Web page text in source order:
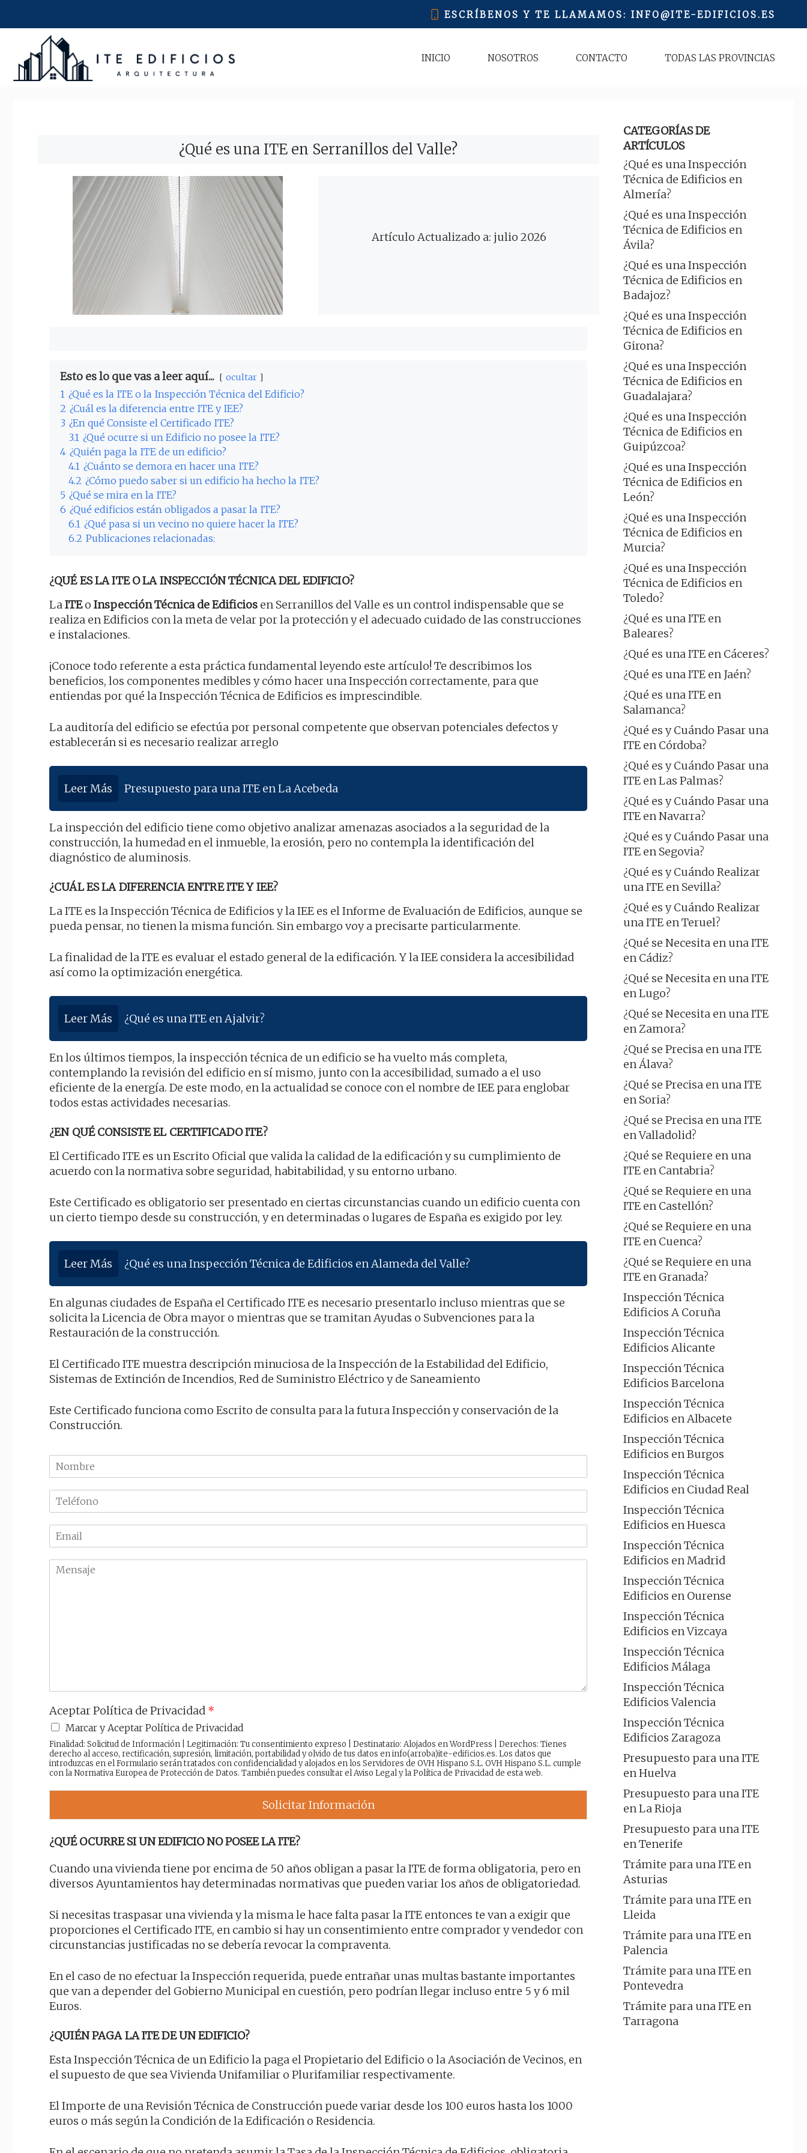
contenido
ESCRÍBENOS Y TE LLAMAMOS: INFO@ITE-EDIFICIOS.ES
INICIO NOSOTROS CONTACTO TODAS LAS PROVINCIAS
¿Qué es una ITE en Serranillos del Valle?
Artículo Actualizado a: julio 2026
Esto es lo que vas a leer aquí... ocultar
1 ¿Qué es la ITE o la Inspección Técnica del Edificio?
2 ¿Cuál es la diferencia entre ITE y IEE?
3 ¿En qué Consiste el Certificado ITE?
3.1 ¿Qué ocurre si un Edificio no posee la ITE?
4 ¿Quién paga la ITE de un edificio?
4.1 ¿Cuánto se demora en hacer una ITE?
4.2 ¿Cómo puedo saber si un edificio ha hecho la ITE?
5 ¿Qué se mira en la ITE?
6 ¿Qué edificios están obligados a pasar la ITE?
6.1 ¿Qué pasa si un vecino no quiere hacer la ITE?
6.2 Publicaciones relacionadas:
¿QUÉ ES LA ITE O LA INSPECCIÓN TÉCNICA DEL EDIFICIO?
La ITEo Inspección Técnica de Edificios en Serranillos del Valle es un control indispensable que se
realiza en Edificios con la meta de velar por la protección y el adecuado cuidado de las construcciones
e instalaciones.
¡Conoce todo referente a esta práctica fundamental leyendo este artículo! Te describimos los
beneficios, los componentes medibles y cómo hacer una Inspección correctamente, para que
entiendas por qué la Inspección Técnica de Edificios es imprescindible.
La auditoría del edificio se efectúa por personal competente que observan potenciales defectos y
establecerán si es necesario realizar arreglo
Leer Más Presupuesto para una ITE en La Acebeda
La inspección del edificio tiene como objetivo analizar amenazas asociados a la seguridad de la
construcción, la humedad en el inmueble, la erosión, pero no contempla la identificación del
diagnóstico de aluminosis.
¿CUÁL ES LA DIFERENCIA ENTRE ITE Y IEE?
La ITE es la Inspección Técnica de Edificios y la IEE es el Informe de Evaluación de Edificios, aunque se
pueda pensar, no tienen la misma función. Sin embargo voy a precisarte particularmente.
La finalidad de la ITE es evaluar el estado general de la edificación. Y la IEE considera la accesibilidad
así como la optimización energética.
Leer Más ¿Qué es una ITE en Ajalvir?
En los últimos tiempos, la inspección técnica de un edificio se ha vuelto más completa,
contemplando la revisión del edificio en sí mismo, junto con la accesibilidad, sumado a el uso
eficiente de la energía. De este modo, en la actualidad se conoce con el nombre de IEE para englobar
todos estas actividades necesarias.
¿EN QUÉ CONSISTE EL CERTIFICADO ITE?
El Certificado ITE es un Escrito Oficial que valida la calidad de la edificación y su cumplimiento de
acuerdo con la normativa sobre seguridad, habitabilidad, y su entorno urbano.
Este Certificado es obligatorio ser presentado en ciertas circunstancias cuando un edificio cuenta con
un cierto tiempo desde su construcción, y en determinadas o lugares de España es exigido por ley.
Leer Más ¿Qué es una Inspección Técnica de Edificios en Alameda del Valle?
En algunas ciudades de España el Certificado ITE es necesario presentarlo incluso mientras que se
solicita la Licencia de Obra mayor o mientras que se tramitan Ayudas o Subvenciones para la
Restauración de la construcción.
El Certificado ITE muestra descripción minuciosa de la Inspección de la Estabilidad del Edificio,
Sistemas de Extinción de Incendios, Red de Suministro Eléctrico y de Saneamiento
Este Certificado funciona como Escrito de consulta para la futura Inspección y conservación de la
Construcción.
N
o
m
r
e
e
l
f
o
m
a
M
Aceptar Política de Privacidad *
Marcar y Aceptar Política de Privacidad
Finalidad: Solicitud de Información | Legitimación: Tu consentimiento expreso | Destinatario: Alojados en WordPress | Derechos: Tienes
derecho al acceso, rectificación, supresión, limitación, portabilidad y olvido de tus datos en info(arroba)ite-edificios.es. Los datos que
introduzcas en el Formulario serán tratados con confidencialidad y alojados en los Servidores de OVH Hispano S.L. OVH Hispano S.L. cumple
con la Normativa Europea de Protección de Datos. También puedes consultar elAviso Legaly laPolítica de Privacidadde esta web.
Solicitar Información
¿QUÉ OCURRE SI UN EDIFICIO NO POSEE LA ITE?
Cuando una vivienda tiene por encima de 50 años obligan a pasar la ITE de forma obligatoria, pero en
diversos Ayuntamientos hay determinadas normativas que pueden variar los años de obligatoriedad.
Si necesitas traspasar una vivienda y la misma le hace falta pasar la ITE entonces te van a exigir que
proporciones el Certificado ITE, en cambio si hay un consentimiento entre comprador y vendedor con
circunstancias justificadas no se debería revocar la compraventa.
En el caso de no efectuar la Inspección requerida, puede entrañar unas multas bastante importantes
que van a depender del Gobierno Municipal en cuestión, pero podrían llegar incluso entre 5 y 6 mil
Euros.
¿QUIÉN PAGA LA ITE DE UN EDIFICIO?
Esta Inspección Técnica de un Edificio la paga el Propietario del Edificio o la Asociación de Vecinos, en
el supuesto de que sea Vivienda Unifamiliar o Plurifamiliar respectivamente.
El Importe de una Revisión Técnica de Construcción puede variar desde los 100 euros hasta los 1000
euros o más según la Condición de la Edificación o Residencia.
CATEGORÍAS DE
ARTÍCULOS
¿Qué es una Inspección
Técnica de Edificios en
Almería?
¿Qué es una Inspección
Técnica de Edificios en
Ávila?
¿Qué es una Inspección
Técnica de Edificios en
Badajoz?
¿Qué es una Inspección
Técnica de Edificios en
Girona?
¿Qué es una Inspección
Técnica de Edificios en
Guadalajara?
¿Qué es una Inspección
Técnica de Edificios en
Guipúzcoa?
¿Qué es una Inspección
Técnica de Edificios en
León?
¿Qué es una Inspección
Técnica de Edificios en
Murcia?
¿Qué es una Inspección
Técnica de Edificios en
Toledo?
¿Qué es una ITE en
Baleares?
¿Qué es una ITE en Cáceres?
¿Qué es una ITE en Jaén?
¿Qué es una ITE en
Salamanca?
¿Qué es y Cuándo Pasar una
ITE en Córdoba?
¿Qué es y Cuándo Pasar una
ITE en Las Palmas?
¿Qué es y Cuándo Pasar una
ITE en Navarra?
¿Qué es y Cuándo Pasar una
ITE en Segovia?
¿Qué es y Cuándo Realizar
una ITE en Sevilla?
¿Qué es y Cuándo Realizar
una ITE en Teruel?
¿Qué se Necesita en una ITE
en Cádiz?
¿Qué se Necesita en una ITE
en Lugo?
¿Qué se Necesita en una ITE
en Zamora?
¿Qué se Precisa en una ITE
en Álava?
¿Qué se Precisa en una ITE
en Soria?
¿Qué se Precisa en una ITE
en Valladolid?
¿Qué se Requiere en una
ITE en Cantabria?
¿Qué se Requiere en una
ITE en Castellón?
¿Qué se Requiere en una
ITE en Cuenca?
¿Qué se Requiere en una
ITE en Granada?
Inspección Técnica
Edificios A Coruña
Inspección Técnica
Edificios Alicante
Inspección Técnica
Edificios Barcelona
Inspección Técnica
Edificios en Albacete
Inspección Técnica
Edificios en Burgos
Inspección Técnica
Edificios en Ciudad Real
Inspección Técnica
Edificios en Huesca
Inspección Técnica
Edificios en Madrid
Inspección Técnica
Edificios en Ourense
Inspección Técnica
Edificios en Vizcaya
Inspección Técnica
Edificios Málaga
Inspección Técnica
Edificios Valencia
Inspección Técnica
Edificios Zaragoza
Presupuesto para una ITE
en Huelva
Presupuesto para una ITE
en La Rioja
Presupuesto para una ITE
en Tenerife
Trámite para una ITE en
Asturias
Trámite para una ITE en
Lleida
Trámite para una ITE en
Palencia
Trámite para una ITE en
Pontevedra
Trámite para una ITE en
Tarragona